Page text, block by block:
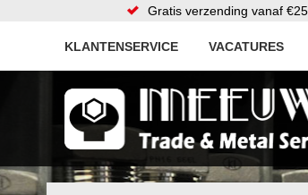
Gratis verzending vanaf
KLANTENSERVICE VACATURES